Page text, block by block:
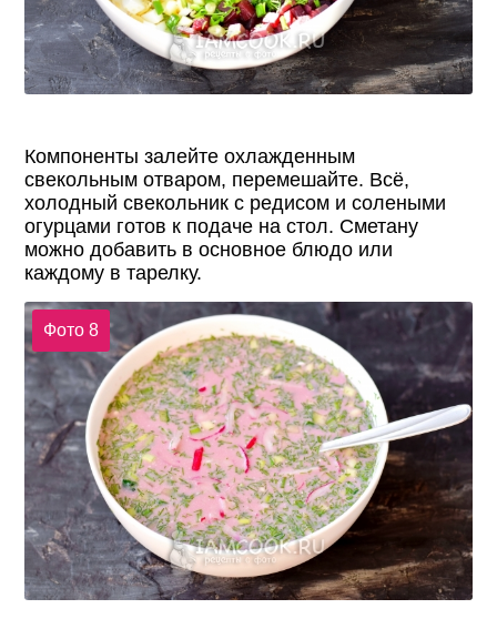
Компоненты залейте охлажденным
свекольным отваром, перемешайте. Всё,
холодный свекольник с редисом и солеными
огурцами готов к подаче на стол. Сметану
можно добавить в основное блюдо или
каждому в тарелку.
Фото 8